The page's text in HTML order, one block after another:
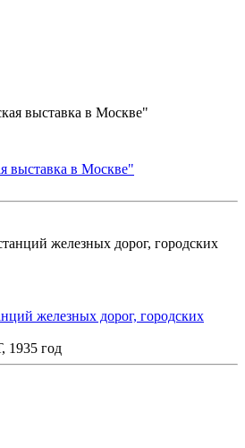
выставка в Москве"
железных дорог, городских
год